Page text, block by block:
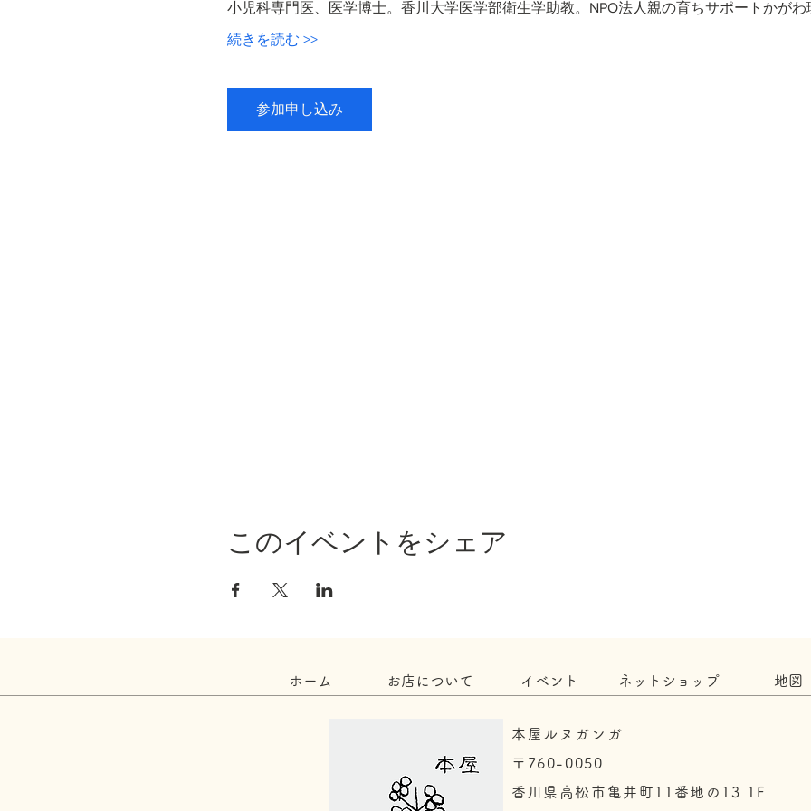
小児科専門医、医学博士。香川大学医学部衛生学助教。NPO法人親の育ちサポートかがわ
続きを読む >>
参加申し込み
このイベントをシェア
ホーム お店について イベント ネットショップ 地図
本屋ルヌガンガ
〒760-0050​
香川県高松市亀井町11番地の13 1F